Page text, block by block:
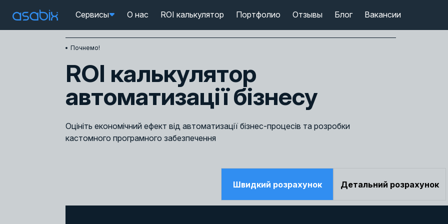
Сервисы О нас ROI калькулятор Портфолио Отзывы Блог Вакансии
Главная ROI калькулятор автоматизації бізнесу
Почнемо!
ROI калькулятор
автоматизації бізнесу
Оцініть економічний ефект від автоматизації бізнес-процесів та розробки
кастомного програмного забезпечення
Швидкий розрахунок Детальний розрахунок